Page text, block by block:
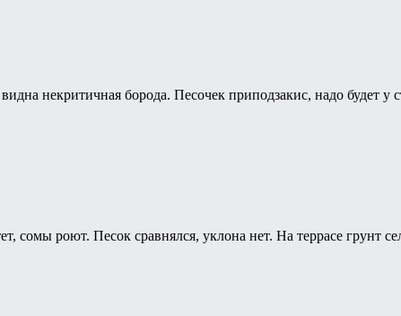
некритичная борода. Песочек приподзакис, надо будет у
сомы роют. Песок сравнялся, уклона нет. На террасе грунт